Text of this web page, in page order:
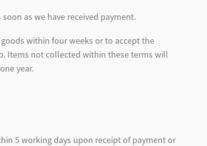
as we have received payment.
within four weeks or to accept the
Items not collected within these terms will
year.
5 working days upon receipt of payment or